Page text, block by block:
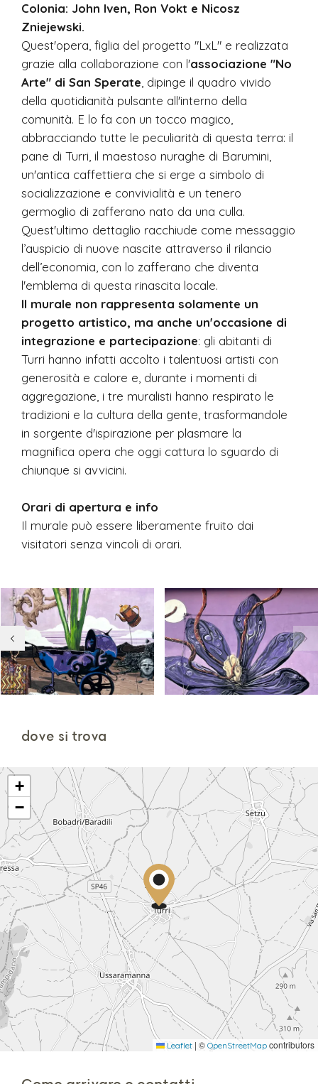
Colonia: John Iven, Ron Vokt e Nicosz
Zniejewski.
Quest'opera, figlia del progetto "LxL" e realizzata
grazie alla collaborazione con l'associazione "No
Arte" di San Sperate , dipinge il quadro vivido
della quotidianità pulsante all'interno della
comunità. E lo fa con un tocco magico,
abbracciando tutte le peculiarità di questa terra: il
pane di Turri, il maestoso nuraghe di Barumini,
un'antica caffettiera che si erge a simbolo di
socializzazione e convivialità e un tenero
germoglio di zafferano nato da una culla.
Quest'ultimo dettaglio racchiude come messaggio
l’auspicio di nuove nascite attraverso il rilancio
dell’economia, con lo zafferano che diventa
l'emblema di questa rinascita locale.
Il murale non rappresenta solamente un
progetto artistico, ma anche un'occasione di
integrazione e partecipazione: gli abitanti di
Turri hanno infatti accolto i talentuosi artisti con
generosità e calore e, durante i momenti di
aggregazione, i tre muralisti hanno respirato le
tradizioni e la cultura della gente, trasformandole
in sorgente d'ispirazione per plasmare la
magnifica opera che oggi cattura lo sguardo di
chiunque si avvicini.
Orari di apertura e info
Il murale può essere liberamente fruito dai
visitatori senza vincoli di orari.
dove si trova
+
−
Leaflet | © OpenStreetMap contributors